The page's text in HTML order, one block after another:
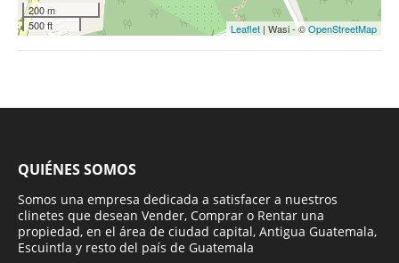
200 m
500 ft
Leaflet | Wasi - ©OpenStreetMap
QUIÉNES SOMOS
Somos una empresa dedicada a satisfacer a nuestros
clinetes que desean Vender, Comprar o Rentar una
propiedad, en el área de ciudad capital, Antigua Guatemala,
Escuintla y resto del país de Guatemala